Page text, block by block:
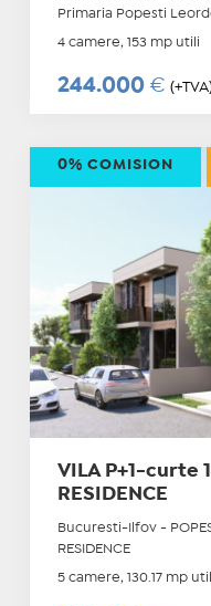
Primaria Popesti
4 camere, 153 mp utili
244.000 €
VILA P+1-curte
RESIDENCE
Bucuresti-Ilfov -
RESIDENCE
5 camere, 130.17 mp
0% COMISION